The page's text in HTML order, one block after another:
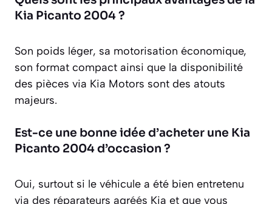
Kia Picanto 2004 ?
Son poids léger, sa motorisation économique,
son format compact ainsi que la disponibilité
des pièces via Kia Motors sont des atouts
majeurs.
Est-ce une bonne idée d’acheter une Kia
Picanto 2004 d’occasion ?
Oui, surtout si le véhicule a été bien entretenu
via des réparateurs agréés Kia et que vous